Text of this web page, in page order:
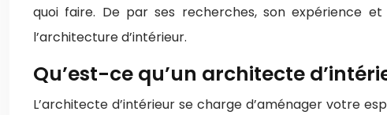
quoi faire. De par ses recherches, son expérience
l’architecture d’intérieur.
Qu’est-ce qu’un architecte
L’architecte d’intérieur se charge d’aménager votre